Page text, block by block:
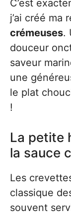
C’est
j’ai créé ma
crémeuses.
douceur
saveur
une
le plat
!
La petite
la sauce
Les
classique
souvent